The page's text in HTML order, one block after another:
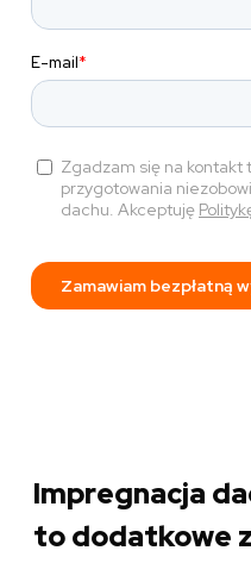
Impregnacja
to dodatkowe